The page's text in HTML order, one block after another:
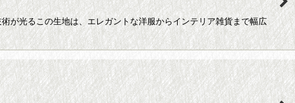
が光るこの生地は、エレガントな洋服からインテリア雑貨まで幅広